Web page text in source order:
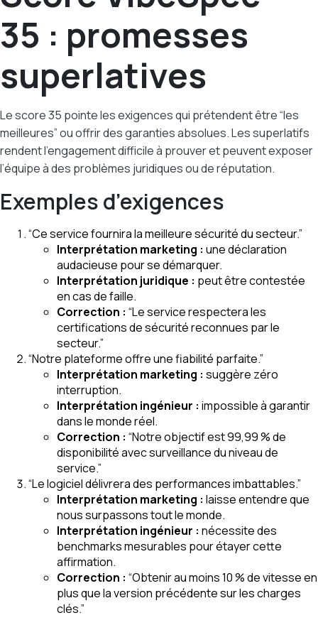
35 : promesses
superlatives
Le score 35 pointe les exigences qui prétendent être “les
meilleures” ou offrir des garanties absolues. Les superlatifs
rendent l’engagement difficile à prouver et peuvent exposer
l’équipe à des problèmes juridiques ou de réputation.
Exemples d’exigences
“Ce service fournira la meilleure sécurité du secteur.”
Interprétation marketing : une déclaration
audacieuse pour se démarquer.
Interprétation juridique : peut être contestée
en cas de faille.
Correction : “Le service respectera les
certifications de sécurité reconnues par le
secteur.”
“Notre plateforme offre une fiabilité parfaite.”
Interprétation marketing : suggère zéro
interruption.
Interprétation ingénieur : impossible à garantir
dans le monde réel.
Correction : “Notre objectif est 99,99 % de
disponibilité avec surveillance du niveau de
service.”
“Le logiciel délivrera des performances imbattables.”
Interprétation marketing : laisse entendre que
nous surpassons tout le monde.
Interprétation ingénieur : nécessite des
benchmarks mesurables pour étayer cette
affirmation.
Correction : “Obtenir au moins 10 % de vitesse en
plus que la version précédente sur les charges
clés.”